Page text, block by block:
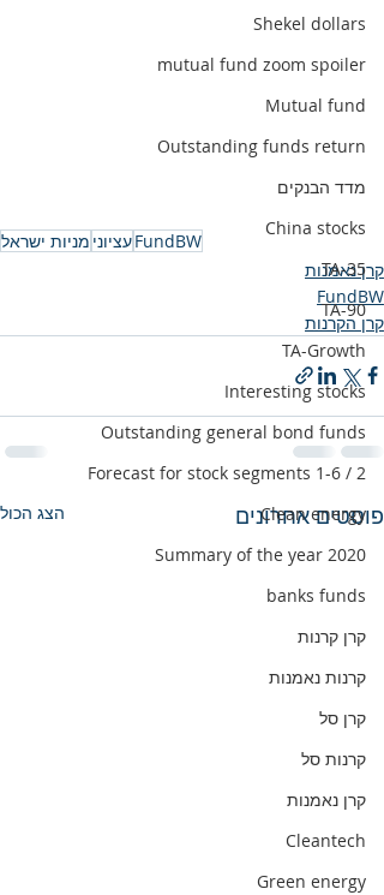
Shekel dollars
mutual fund zoom spoiler
Mutual fund
Outstanding funds return
מדד הבנקים
China stocks
TA-35
TA-90
TA-Growth
Interesting stocks
Outstanding general bond funds
Forecast for stock segments 1-6 / 2
Clean energy
Summary of the year 2020
banks funds
קרן קרנות
קרנות נאמנות
קרן סל
קרנות סל
קרן נאמנות
Cleantech
Green energy
FundBWעציוני מניות ישראל
קרן נאמנות
FundBW
קרן הקרנות
פוסטים אחרונים הצג הכול